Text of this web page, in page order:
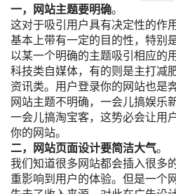
一，网站主题要明确。
这对于吸引用户具有决定性的作
基本上带有一定的目的性，特别
以某一个明确的主题吸引相应的
科技类自媒体，有的则是主打减
资讯类。用户登录你的网站也是
网站主题不明确，一会儿搞娱乐
一会儿搞淘宝客，这势必会让用
你的网站。
二，网站页面设计要简洁大气。
我们知道很多网站都会插入很多
重影响到用户的体验。但是一个